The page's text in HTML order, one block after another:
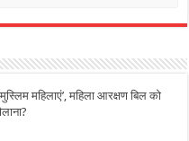
महिलाएं’, महिला आरक्षण बिल को